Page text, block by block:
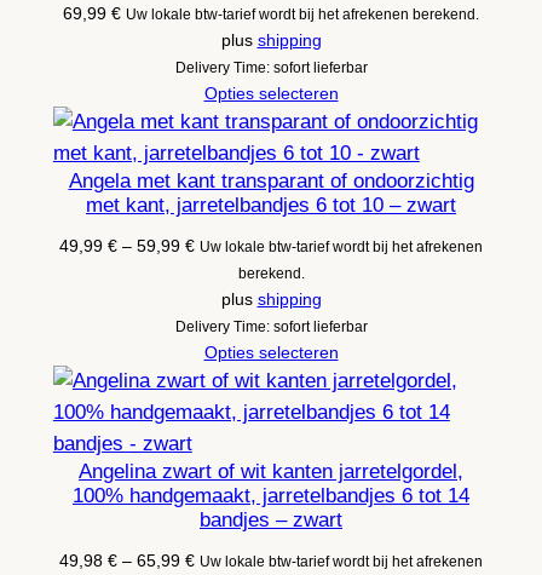
69,99 € Uw lokale btw-tarief wordt bij het afrekenen berekend.
plus shipping
Delivery Time: sofort lieferbar
Opties selecteren
Angela met kant transparant of ondoorzichtig
met kant, jarretelbandjes 6 tot 10 – zwart
49,99 € – 59,99 €Prijsklasse:
49,99 €
59,99 €
Uw lokale btw-tarief wordt bij het afrekenen
berekend.
plus shipping
Delivery Time: sofort lieferbar
Opties selecteren
Angelina zwart of wit kanten jarretelgordel,
100% handgemaakt, jarretelbandjes 6 tot 14
bandjes – zwart
49,98 € – 65,99 €Prijsklasse:
Uw lokale btw-tarief wordt bij het afrekenen